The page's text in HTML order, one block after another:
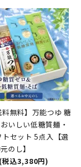
料無料】万能つゆ 糖
いしい低糖質麺・
トセット 5点入【選
のし】
込3,380円)